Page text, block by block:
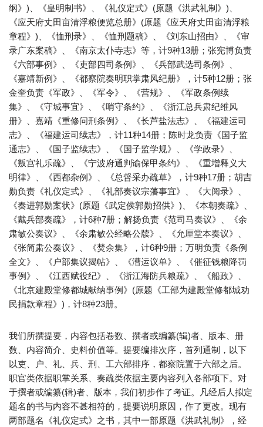
纲》)、《皇明制书》、《礼仪定式》(原题《洪武礼制》)、
《应天府丈田亩清浮粮便览总册》(原题《应天府丈田亩清浮粮
章程》)、《恤刑录》、《恤刑题稿》、《刘东山招由》、《审
录广东案稿》、《南京太仆寺志》等，计9种13册；张宪博负责
《六部事例》、《吏部四司条例》、《兵部武选司条例》、
《嘉靖新例》、《都察院奏明职掌肃风纪册》，计5种12册；张
金奎负责《军政》、《军令》、《营规》、《军政条例续
集》、《守城事宜》、《哨守条约》、《浙江总兵肃纪维风
册》、嘉靖《重修问刑条例》、《长芦盐法志》、《福建运司
志》、《福建运司续志》，计11种14册；陈时龙负责《国子监
通志》、《国子监续志》、《国子监学规》、《学政录》、
《叛宫礼乐疏》、《宁波府通判谕保甲条约》、《重增释义大
明律》、《西都杂例》、《总督采办疏草》，计9种17册；胡吉
勋负责《礼仪定式》、《礼部奏议宗藩事宜》、《大阅录》、
《奏进郭勋案状》(原题《武定侯郭勋招供》)、《本朝奏疏》、
《戴兵部奏疏》，计6种7册；解扬负责《范司马奏议》、《余
肃敏公奏议》、《余肃敏公经略公牍》、《允厘堂本奏议》、
《张简肃公奏议》、《焚余集》，计6种9册；万明负责《条例
全文》、《户部集议揭帖》、《漕运议单》、《催征钱粮降罚
事例》、《江西赋役纪》、《浙江海防兵粮疏》、《船政》、
《北京建殿堂修都城献纳事例》(原题《工部为建殿堂修都城劝
民捐款章程》)，计8种23册。
我们所撰提要，内容包括卷数、撰者或编纂(辑)者、版本、册
数、内容简介、史料价值等。提要编排次序，首列通制，以下
以吏、户、礼、兵、刑、工六部排序，都察院置于六部之后。
职官类依据职掌关系、奏疏类依据主要内容列入各部项下。对
于撰者或编纂(辑)者、版本，我们初步作了考证。凡经后人拟定
题名的书与内容不甚相符的，提要说明原因，作了更改。现有
两部题名《礼仪定式》之书，其中一部原题《洪武礼制》，经